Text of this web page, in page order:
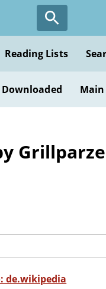
Reading Lists
Main
de.wikipedia